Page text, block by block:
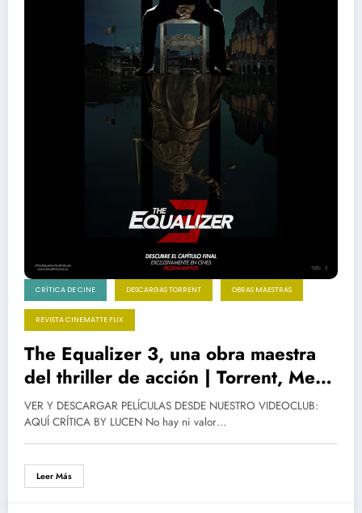
CRÍTICA DE CINE DESCARGAS TORRENT OBRAS MAESTRAS
REVISTA CINEMATTE FLIX
The Equalizer 3, una obra maestra
del thriller de acción | Torrent, Mega
y streaming
VER Y DESCARGAR PELÍCULAS DESDE NUESTRO VIDEOCLUB:
AQUÍ CRÍTICA BY LUCEN No hay ni valor…
Leer Más